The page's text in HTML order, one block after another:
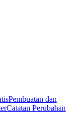
Pembuatan dan
Catatan Perubahan